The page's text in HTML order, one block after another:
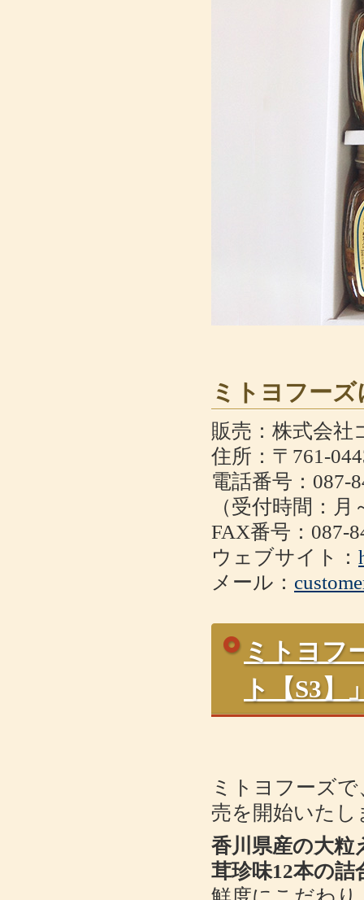
ミトヨフー
販売：株式会社
住所：〒761-
電話番号：087-
（受付時間：
FAX番号：087-
ウェブサイト：
メール：
ミトヨフ
ト【S3
ミトヨフーズ
売を開始いたし
香川県産の大粒
茸珍味12本の詰